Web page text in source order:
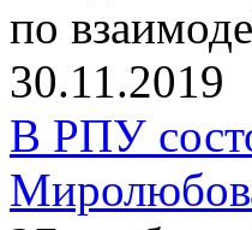
по
30.11.2019
В РПУ